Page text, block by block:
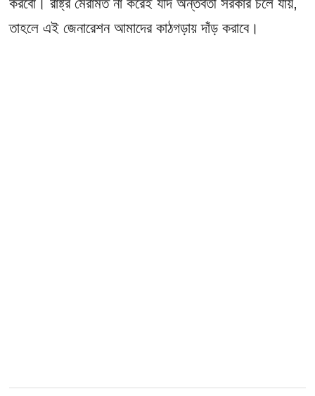
করবো। রাষ্ট্র মেরামত না করেই যদি অন্তর্বর্তী সরকার চলে যায়,
তাহলে এই জেনারেশন আমাদের কাঠগড়ায় দাঁড় করাবে।